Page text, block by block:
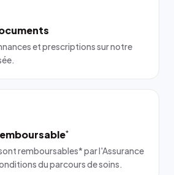
et prescriptions sur notre
*
remboursables* par l'Assurance
du parcours de soins.